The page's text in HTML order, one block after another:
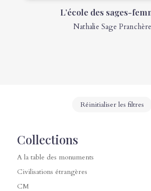
L’école des sages-
Nathalie Sage Pranchère
Réinitialiser les filtres
Collections
A la table des monuments
Civilisations étrangères
CM